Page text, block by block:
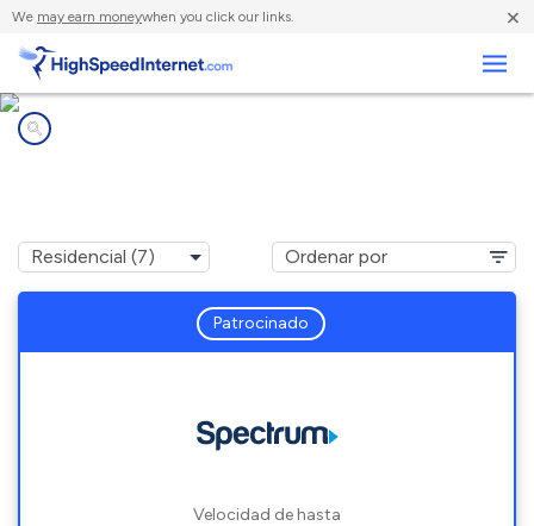
We may earn moneywhen you click our links. ×
Patrocinado
Velocidad de hasta